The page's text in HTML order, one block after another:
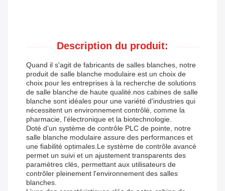
Description du produit:
Quand il s'agit de fabricants de salles blanches, notre
produit de salle blanche modulaire est un choix de
choix pour les entreprises à la recherche de solutions
de salle blanche de haute qualité.nos cabines de salle
blanche sont idéales pour une variété d'industries qui
nécessitent un environnement contrôlé, comme la
pharmacie, l'électronique et la biotechnologie.
Doté d'un système de contrôle PLC de pointe, notre
salle blanche modulaire assure des performances et
une fiabilité optimales.Le système de contrôle avancé
permet un suivi et un ajustement transparents des
paramètres clés, permettant aux utilisateurs de
contrôler pleinement l'environnement des salles
blanches.